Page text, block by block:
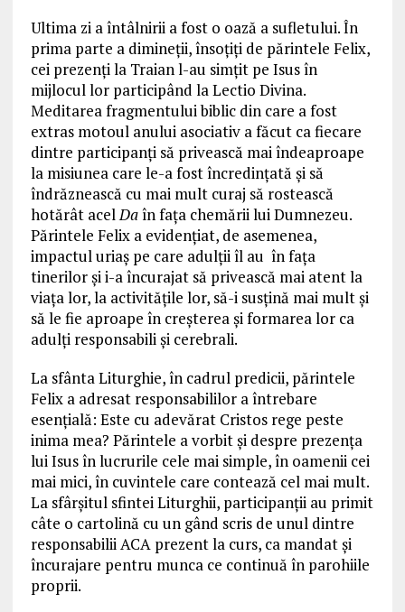
Ultima zi a întâlnirii a fost o oază a sufletului. În
prima parte a dimineții, însoțiți de părintele Felix,
cei prezenți la Traian l-au simțit pe Isus în
mijlocul lor participând la Lectio Divina.
Meditarea fragmentului biblic din care a fost
extras motoul anului asociativ a făcut ca fiecare
dintre participanți să privească mai îndeaproape
la misiunea care le-a fost încredințată și să
îndrăznească cu mai mult curaj să rostească
hotărât acelDaîn fața chemării lui Dumnezeu.
Părintele Felix a evidențiat, de asemenea,
impactul uriaș pe care adulții îl au în fața
tinerilor și i-a încurajat să privească mai atent la
viața lor, la activitățile lor, să-i susțină mai mult și
să le fie aproape în creșterea și formarea lor ca
adulți responsabili și cerebrali.
La sfânta Liturghie, în cadrul predicii, părintele
Felix a adresat responsabililor a întrebare
esențială: Este cu adevărat Cristos rege peste
inima mea? Părintele a vorbit și despre prezența
lui Isus în lucrurile cele mai simple, în oamenii cei
mai mici, în cuvintele care contează cel mai mult.
La sfârșitul sfintei Liturghii, participanții au primit
câte o cartolină cu un gând scris de unul dintre
responsabilii ACA prezent la curs, ca mandat și
încurajare pentru munca ce continuă în parohiile
proprii.